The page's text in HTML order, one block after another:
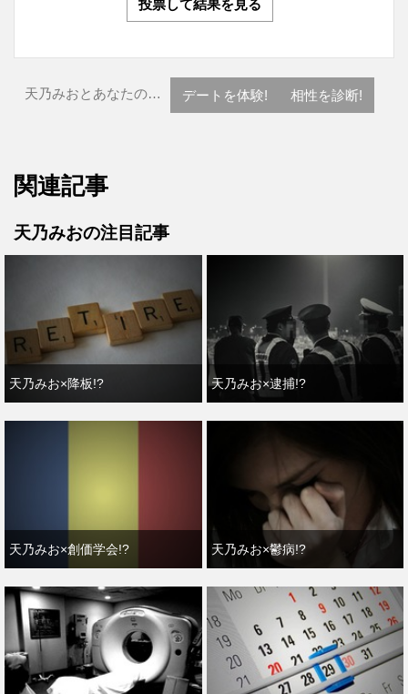
投票して結果を見る
天乃みおとあなたの… デートを体験! 相性を診断!
関連記事
天乃みおの注目記事
天乃みお×降板!? 天乃みお×逮捕!?
天乃みお×創価学会!? 天乃みお×鬱病!?